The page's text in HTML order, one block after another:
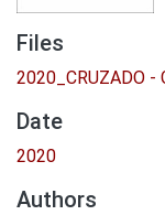
Files
2020_CRUZADO -
Date
2020
Authors